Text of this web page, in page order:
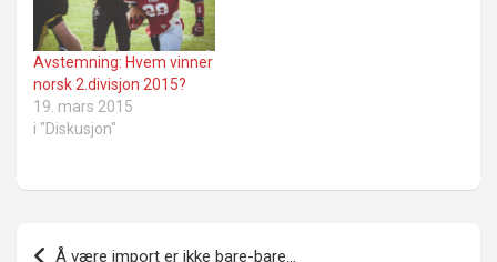
Avstemning: Hvem vinner
norsk 2.divisjon 2015?
19. mars 2015
i "Diskusjon"
Innleggsnavigasjon
Å være import er ikke bare-bare…